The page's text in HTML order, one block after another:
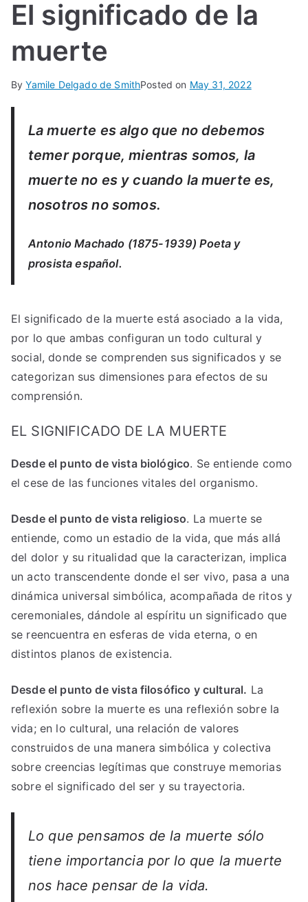
R
L
El significado de la
muerte
ByYamile Delgado de SmithPosted on May 31, 2022
La muerte es algo que no debemos
temer porque, mientras somos, la
muerte no es y cuando la muerte es,
nosotros no somos.
Antonio Machado (1875-1939) Poeta y
prosista español.
El significado de la muerte está asociado a la vida,
por lo que ambas configuran un todo cultural y
social, donde se comprenden sus significados y se
categorizan sus dimensiones para efectos de su
comprensión.
EL SIGNIFICADO DE LA MUERTE
Desde el punto de vista biológico. Se entiende como
el cese de las funciones vitales del organismo.
Desde el punto de vista religioso. La muerte se
entiende, como un estadio de la vida, que más allá
del dolor y su ritualidad que la caracterizan, implica
un acto transcendente donde el ser vivo, pasa a una
dinámica universal simbólica, acompañada de ritos y
ceremoniales, dándole al espíritu un significado que
se reencuentra en esferas de vida eterna, o en
distintos planos de existencia.
Desde el punto de vista filosófico y cultural. La
reflexión sobre la muerte es una reflexión sobre la
vida; en lo cultural, una relación de valores
construidos de una manera simbólica y colectiva
sobre creencias legítimas que construye memorias
sobre el significado del ser y su trayectoria.
Lo que pensamos de la muerte sólo
tiene importancia por lo que la muerte
nos hace pensar de la vida.